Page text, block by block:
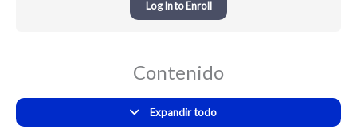
Log In to Enroll
Contenido
Expandir todo